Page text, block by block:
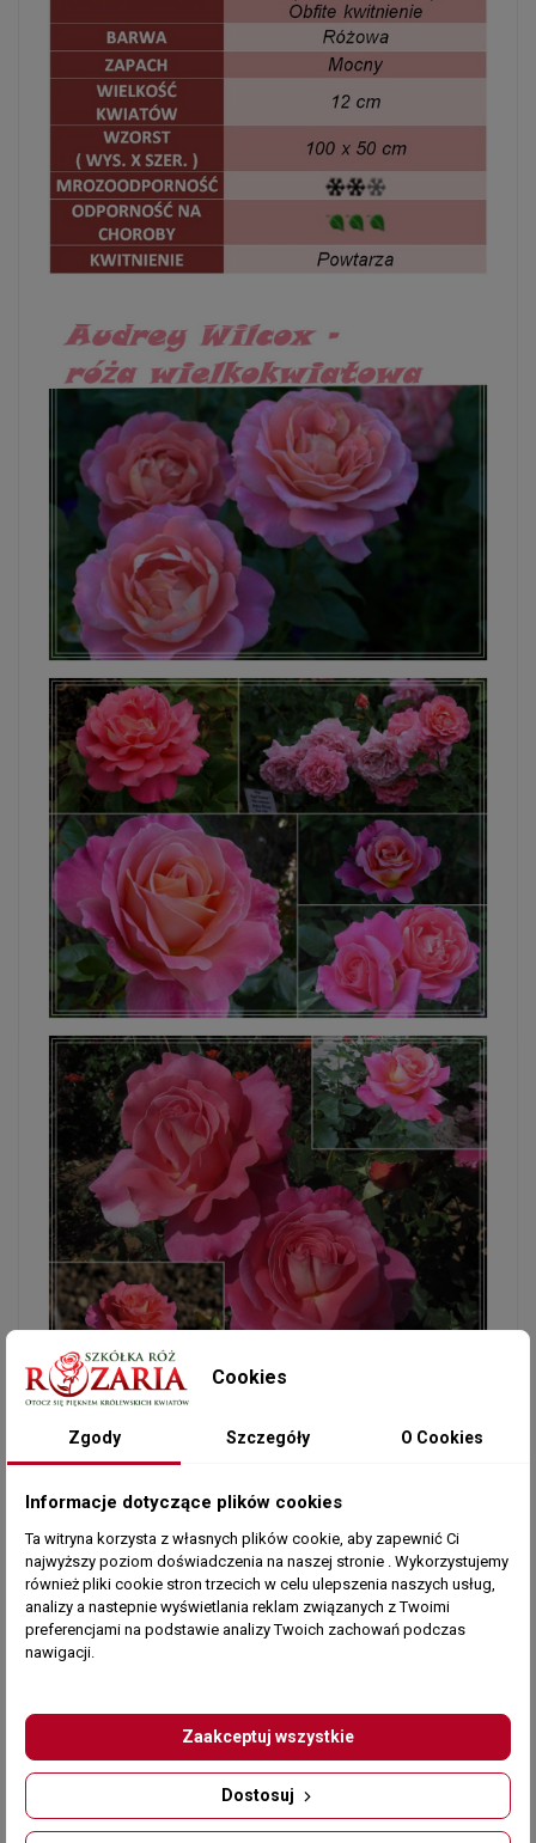
Cookies
Zgody Szczegóły O Cookies
Informacje dotyczące plików cookies
Ta witryna korzysta z własnych plików cookie, aby zapewnić Ci
najwyższy poziom doświadczenia na naszej stronie . Wykorzystujemy
również pliki cookie stron trzecich w celu ulepszenia naszych usług,
analizy a nastepnie wyświetlania reklam związanych z Twoimi
preferencjami na podstawie analizy Twoich zachowań podczas
nawigacji.
Dostosuj
Zaakceptuj wszystkie